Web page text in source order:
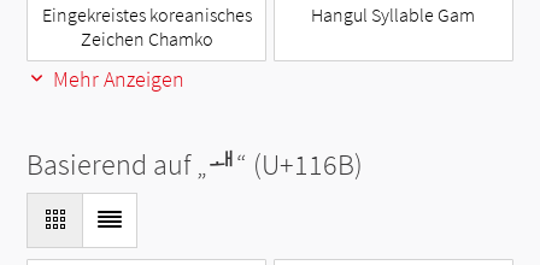
Eingekreistes koreanisches
Zeichen Chamko
Hangul Syllable Gam
Mehr Anzeigen
Basierend auf „ᅫ“ (U+116B)